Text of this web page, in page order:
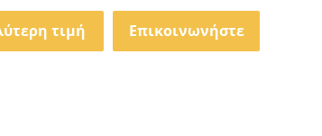
τιμή Επικοινωνήστε